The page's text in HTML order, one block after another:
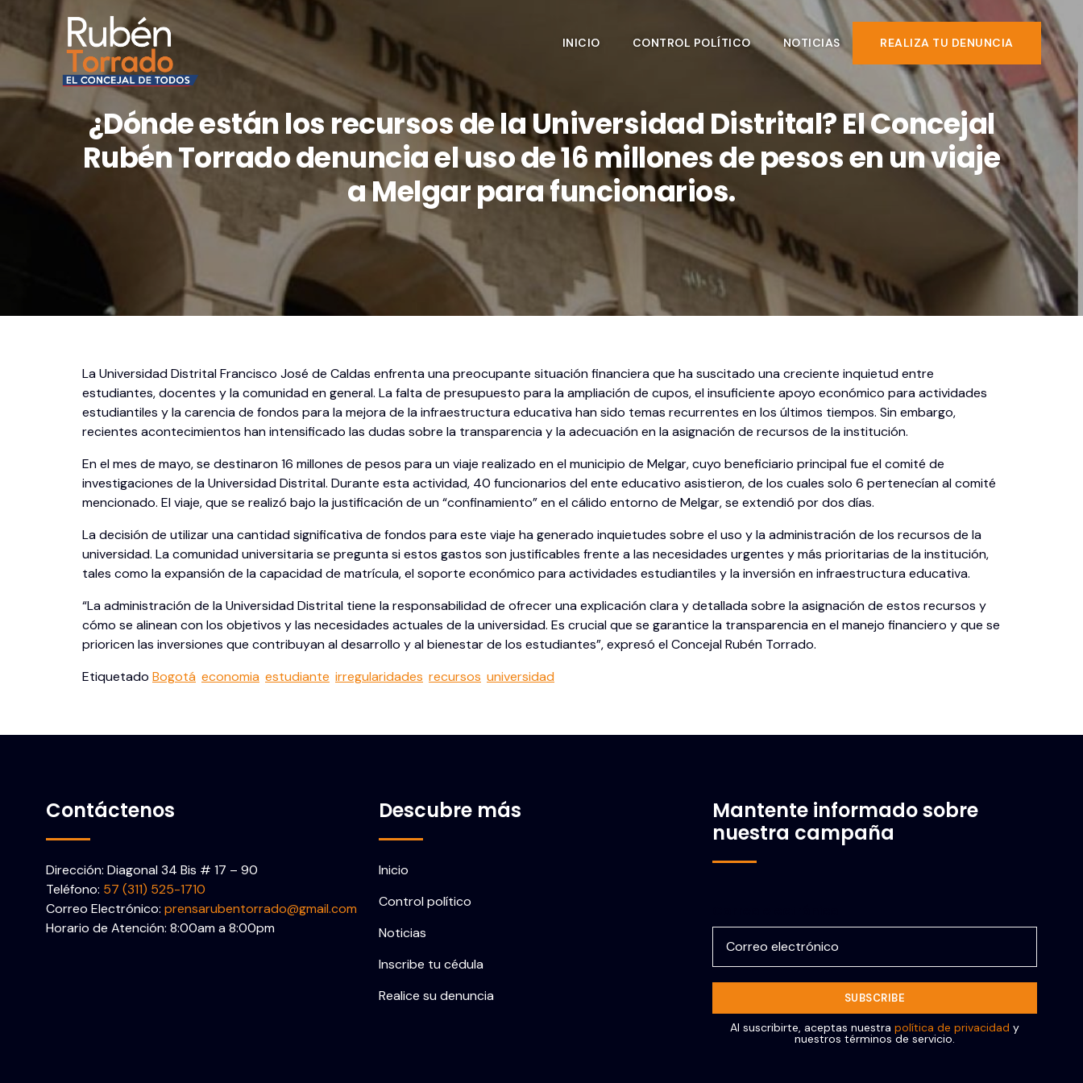
INICIO CONTROL POLÍTICO NOTICIAS REALIZA TU DENUNCIA
¿Dónde están los recursos de la Universidad Distrital? El Concejal
Rubén Torrado denuncia el uso de 16 millones de pesos en un viaje
a Melgar para funcionarios.
La Universidad Distrital Francisco José de Caldas enfrenta una preocupante situación financiera que ha suscitado una creciente inquietud entre
estudiantes, docentes y la comunidad en general. La falta de presupuesto para la ampliación de cupos, el insuficiente apoyo económico para actividades
estudiantiles y la carencia de fondos para la mejora de la infraestructura educativa han sido temas recurrentes en los últimos tiempos. Sin embargo,
recientes acontecimientos han intensificado las dudas sobre la transparencia y la adecuación en la asignación de recursos de la institución.
En el mes de mayo, se destinaron 16 millones de pesos para un viaje realizado en el municipio de Melgar, cuyo beneficiario principal fue el comité de
investigaciones de la Universidad Distrital. Durante esta actividad, 40 funcionarios del ente educativo asistieron, de los cuales solo 6 pertenecían al comité
mencionado. El viaje, que se realizó bajo la justificación de un “confinamiento” en el cálido entorno de Melgar, se extendió por dos días.
La decisión de utilizar una cantidad significativa de fondos para este viaje ha generado inquietudes sobre el uso y la administración de los recursos de la
universidad. La comunidad universitaria se pregunta si estos gastos son justificables frente a las necesidades urgentes y más prioritarias de la institución,
tales como la expansión de la capacidad de matrícula, el soporte económico para actividades estudiantiles y la inversión en infraestructura educativa.
“La administración de la Universidad Distrital tiene la responsabilidad de ofrecer una explicación clara y detallada sobre la asignación de estos recursos y
cómo se alinean con los objetivos y las necesidades actuales de la universidad. Es crucial que se garantice la transparencia en el manejo financiero y que se
prioricen las inversiones que contribuyan al desarrollo y al bienestar de los estudiantes”, expresó el Concejal Rubén Torrado.
Etiquetado Bogotá economia estudiante irregularidades recursos universidad
Contáctenos
Dirección: Diagonal 34 Bis # 17 – 90
Teléfono: 57 (311) 525-1710
Correo Electrónico: prensarubentorrado@gmail.com
Horario de Atención: 8:00am a 8:00pm
Descubre más
Inicio
Control político
Noticias
Inscribe tu cédula
Realice su denuncia
Mantente informado sobre
nuestra campaña
Al suscribirte, aceptas nuestra política de privacidad y
nuestros términos de servicio.